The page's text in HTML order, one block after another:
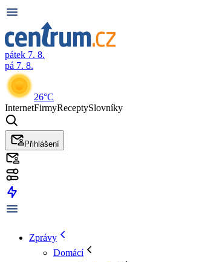
pátek 7. 8.
pá 7. 8.
26°C
InternetFirmyReceptySlovníky
Přihlášení
Zprávy
Domácí